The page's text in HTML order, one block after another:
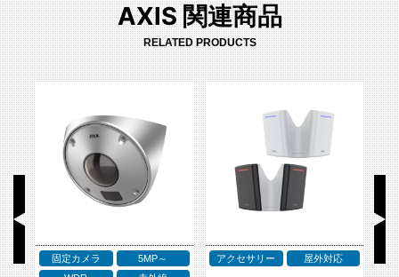
AXIS 関連商品
RELATED PRODUCTS
固定カメラ
5MP～
アクセサリー 屋外対応
ア